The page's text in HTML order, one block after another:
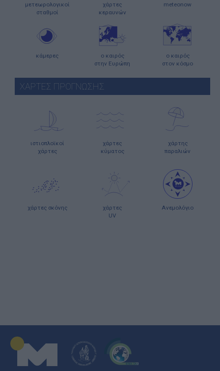
μετεωρολογικοί
σταθμοί
χάρτες
κεραυνών
meteonow
κάμερες
ο καιρός
στην Ευρώπη
ο καιρός
στον κόσμο
ΧΑΡΤΕΣ ΠΡΟΓΝΩΣΗΣ
ιστιοπλοϊκοί
χάρτες
χάρτες
κύματος
χάρτης
παραλιών
χάρτες σκόνης
χάρτες
UV
Ανεμολόγιο